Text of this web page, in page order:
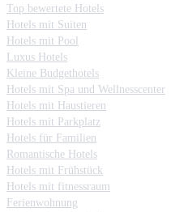
Top bewertete Hotels
Hotels mit Suiten
Hotels mit Pool
Luxus Hotels
Kleine Budgethotels
Hotels mit Spa und Wellnesscenter
Hotels mit Haustieren
Hotels mit Parkplatz
Hotels für Familien
Romantische Hotels
Hotels mit Frühstück
Hotels mit fitnessraum
Ferienwohnung